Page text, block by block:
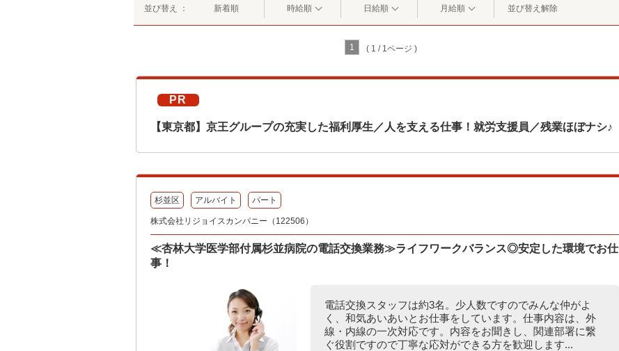
並び替え ： 新着順 時給順 日給順 月給順 並び替え解除
1 ( 1 / 1ページ )
PR
【東京都】京王グループの充実した福利厚生／人を支える仕事！就労支援員／残業ほぼナシ♪
杉並区 アルバイト パート
株式会社リジョイスカンパニー（122506）
≪杏林大学医学部付属杉並病院の電話交換業務≫ライフワークバランス◎安定した環境でお仕
事！
電話交換スタッフは約3名。少人数ですのでみんな仲がよ
く、和気あいあいとお仕事をしています。仕事内容は、外
線・内線の一次対応です。内容をお聞きし、関連部署に繋
ぐ役割ですので丁寧な応対ができる方を歓迎します...